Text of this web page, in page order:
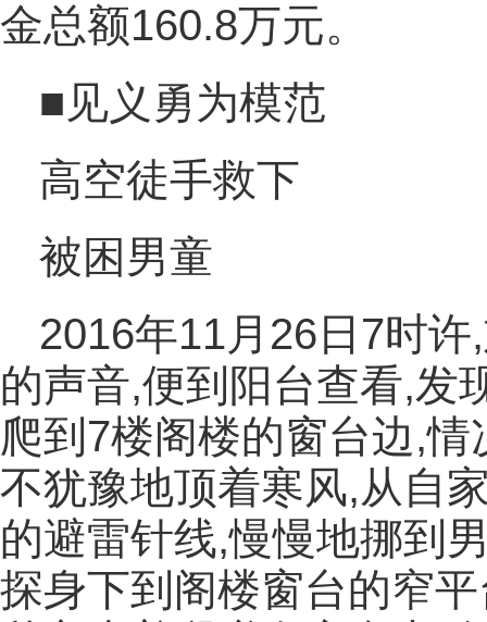
金总额160.8万元。
■见义勇为模范
高空徒手救下
被困男童
2016年11月26日7时
的声音,便到阳台查看,发
爬到7楼阁楼的窗台边,
不犹豫地顶着寒风,从自
的避雷针线,慢慢地挪到
探身下到阁楼窗台的窄